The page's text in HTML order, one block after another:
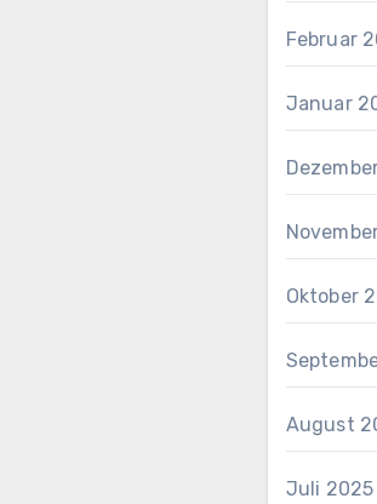
Februar
Januar
Oktober
August
Juli 2025